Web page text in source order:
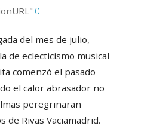
0
del mes de julio,
de eclecticismo musical
comenzó el pasado
el calor abrasador no
peregrinaran
de Rivas Vaciamadrid.